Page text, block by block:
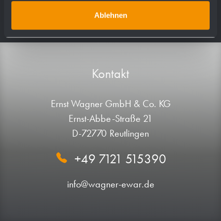
Ablehnen
Kontakt
Ernst Wagner GmbH & Co. KG
Ernst-Abbe-Straße 21
D-72770 Reutlingen
+49 7121 515390
info@wagner-ewar.de